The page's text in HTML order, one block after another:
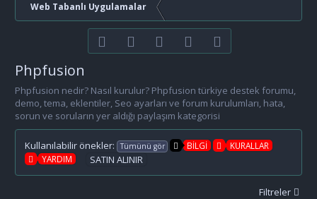
Web Tabanlı Uygulamalar
FacebookTwitter youtubeBize ulaşın
Phpfusion
Phpfusion nedir? Nasıl kurulur? Phpfusion türkiye destek forumu,
demo, tema, eklentiler, Seo ayarları ve forum kurulumları, hata,
sorun ve soruların yer aldığı paylaşım kategorisi
Kullanılabilir önekler: Tümünü gör BİLGİ
KURALLAR
YARDIM
SATIN ALINIR
Filtreler